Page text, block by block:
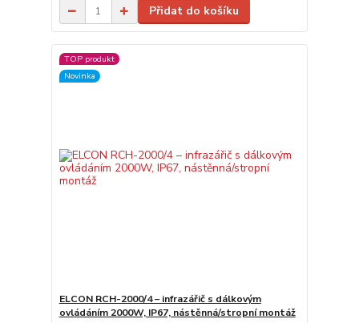
Přidat do košíku
TOP produkt
Novinka
ELCON RCH-2000/4 – infrazářič s dálkovým
ovládáním 2000W, IP67, nástěnná/stropní montáž